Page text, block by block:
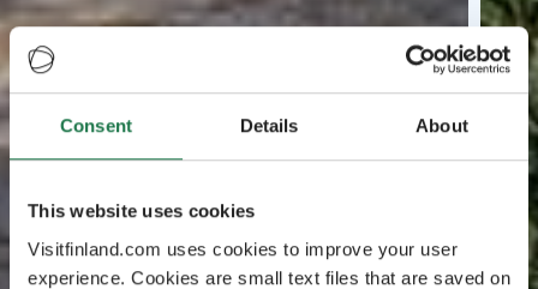
Consent Details About
This website uses cookies
Visitfinland.com uses cookies to improve your user
experience. Cookies are small text files that are saved on